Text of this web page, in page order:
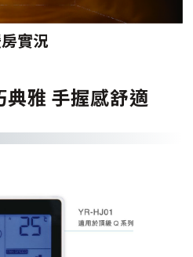
實況
雅 手握感舒適